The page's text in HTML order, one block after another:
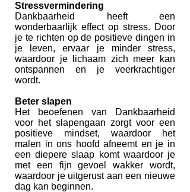
Stressvermindering
Dankbaarheid heeft een
wonderbaarlijk effect op stress. Door
je te richten op de positieve dingen in
je leven, ervaar je minder stress,
waardoor je lichaam zich meer kan
ontspannen en je veerkrachtiger
wordt.
Beter slapen
Het beoefenen van Dankbaarheid
voor het slapengaan zorgt voor een
positieve mindset, waardoor het
malen in ons hoofd afneemt en je in
een diepere slaap komt waardoor je
met een fijn gevoel wakker wordt,
waardoor je uitgerust aan een nieuwe
dag kan beginnen.